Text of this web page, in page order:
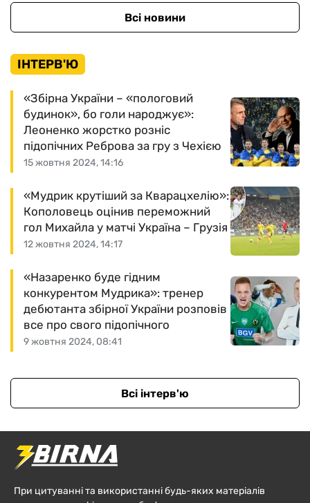
Всі новини
ІНТЕРВ'Ю
15 жовтня 2024, 14:16
«Збірна України – «пологовий
будинок», бо голи народжує»:
Леоненко жорстко розніс
підопічних Реброва за гру з Чехією
12 жовтня 2024, 14:17
«Мудрик крутіший за Кварацхелію»:
Кополовець оцінив переможний
гол Михайла у матчі Україна – Грузія
9 жовтня 2024, 08:41
«Назаренко буде гідним
конкурентом Мудрика»: тренер
дебютанта збірної України розповів
все про свого підопічного
Всі інтерв'ю
При цитуванні та використанні будь-яких матеріалів